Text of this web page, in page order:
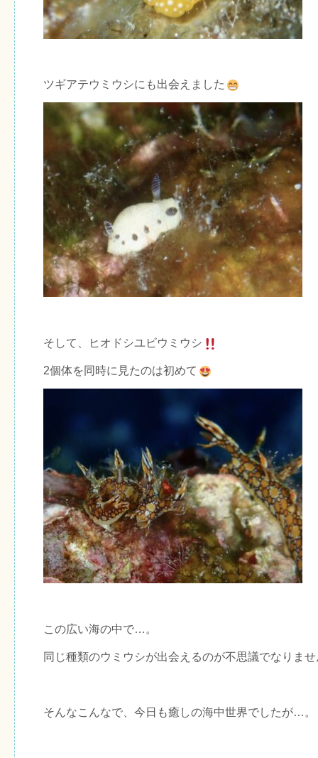
ツギアテウミウシにも出会えました
そして、ヒオドシユビウミウシ
2個体を同時に見たのは初めて
この広い海の中で…。
同じ種類のウミウシが出会えるのが不思議でなりませ
そんなこんなで、今日も癒しの海中世界でしたが…。